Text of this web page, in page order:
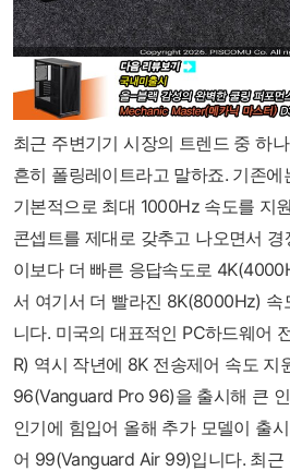
최근 주변기기 시장의 트렌드 중 하
흔히 폴링레이트라고 말하죠. 기존
기본적으로 최대 1000Hz 속도를 지
콘셉트를 제대로 갖추고 나오면서
이보다 더 빠른 응답속도로
서 여기서 더 빨라진 8K(8000Hz) 속
니다. 미국의 대표적인 PC하드웨어
R) 역시 작년에 8K 전송제어 속도 지
96(Vanguard Pro 96)을 출시해 큰
인기에 힘입어 올해 추가 모델이 출
어 99(Vanguard Air 99)입니다. 최근